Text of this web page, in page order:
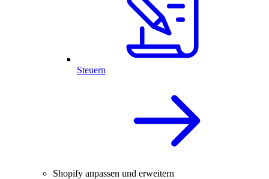
Steuern
Shopify anpassen und erweitern